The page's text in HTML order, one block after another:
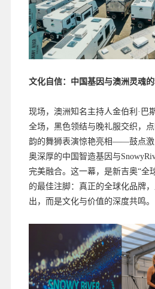
文化自信：中国基因与澳洲灵魂
现场，澳洲知名主持人金伯利·巴
全场，黑色领结与晚礼服交织，
韵的舞狮表演惊艳亮相——鼓点激
奥深厚的中国智造基因与
完美融合。这一幕，是新吉奥“全
的最佳注脚：真正的全球化品牌
出，而是文化与价值的深度共鸣。